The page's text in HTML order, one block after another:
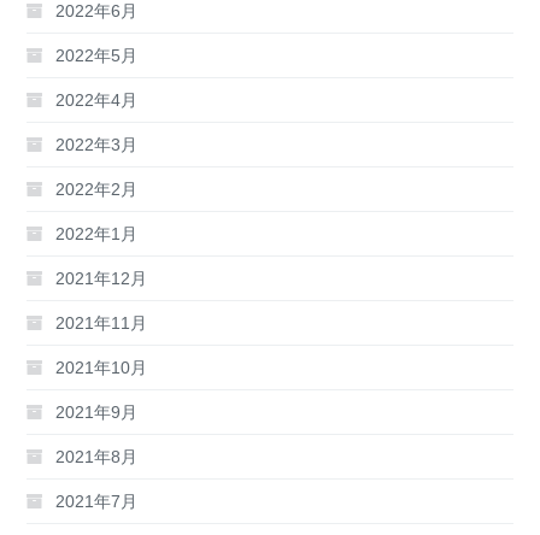
2022年6月
2022年5月
2022年4月
2022年3月
2022年2月
2022年1月
2021年12月
2021年11月
2021年10月
2021年9月
2021年8月
2021年7月